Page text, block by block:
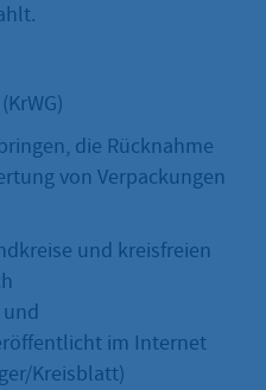
die Rücknahme
von Verpackungen
und kreisfreien
im Internet
Kreisblatt)